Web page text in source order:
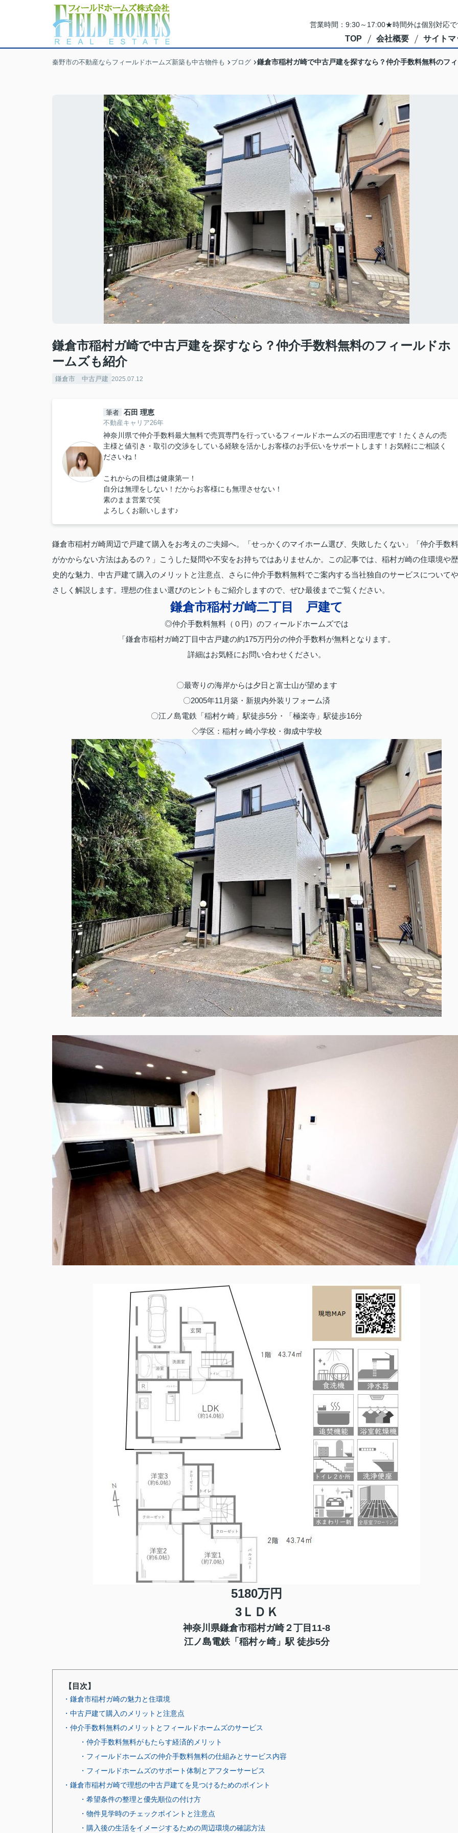
営業時間：9:30～17:00★時間外は個別対応
TOP 会社概要 サイトマ
秦野市の不動産ならフィールドホームズ新築も中古物件も ブログ 鎌倉市稲村ガ崎で中古戸建を探すなら？仲介手数料無料のフ
鎌倉市稲村ガ崎で中古戸建を探すなら？仲介手数料無料のフィールドホ
ームズも紹介
鎌倉市 中古戸建 2025.07.12
筆者 石田 理恵
不動産キャリア26年
神奈川県で仲介手数料最大無料で売買専門を行っているフィールドホームズの石田理恵です！たくさんの売
主様と値引き・取引の交渉をしている経験を活かしお客様のお手伝いをサポートします！お気軽にご相談く
ださいね！
これからの目標は健康第一！
自分は無理をしない！だからお客様にも無理させない！
素のまま営業で笑
よろしくお願いします♪
鎌倉市稲村ガ崎周辺で戸建て購入をお考えのご夫婦へ。「せっかくのマイホーム選び、失敗したくない」「仲介手数料
がかからない方法はあるの？」こうした疑問や不安をお持ちではありませんか。この記事では、稲村ガ崎の住環境や歴
史的な魅力、中古戸建て購入のメリットと注意点、さらに仲介手数料無料でご案内する当社独自のサービスについてや
さしく解説します。理想の住まい選びのヒントもご紹介しますので、ぜひ最後までご覧ください。
鎌倉市稲村ガ崎二丁目 戸建て
◎仲介手数料無料（０円）のフィールドホームズでは
「鎌倉市稲村ガ崎2丁目中古戸建の約175万円分の仲介手数料が無料となります。
詳細はお気軽にお問い合わせください。
〇最寄りの海岸からは夕日と富士山が望めます
〇2005年11月築・新規内外装リフォーム済
〇江ノ島電鉄「稲村ケ崎」駅徒歩5分・「極楽寺」駅徒歩16分
◇学区：稲村ヶ崎小学校・御成中学校
5180万円
3ＬＤＫ
神奈川県鎌倉市稲村ガ崎２丁目11-8
江ノ島電鉄「稲村ヶ崎」駅 徒歩5分
【目次】
・鎌倉市稲村ガ崎の魅力と住環境
・中古戸建て購入のメリットと注意点
・仲介手数料無料のメリットとフィールドホームズのサービス
・仲介手数料無料がもたらす経済的メリット
・フィールドホームズの仲介手数料無料の仕組みとサービス内容
・フィールドホームズのサポート体制とアフターサービス
・鎌倉市稲村ガ崎で理想の中古戸建てを見つけるためのポイント
・希望条件の整理と優先順位の付け方
・物件見学時のチェックポイントと注意点
・購入後の生活をイメージするための周辺環境の確認方法